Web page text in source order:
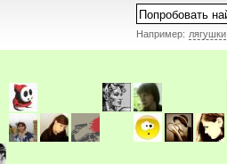
Например: лягушки